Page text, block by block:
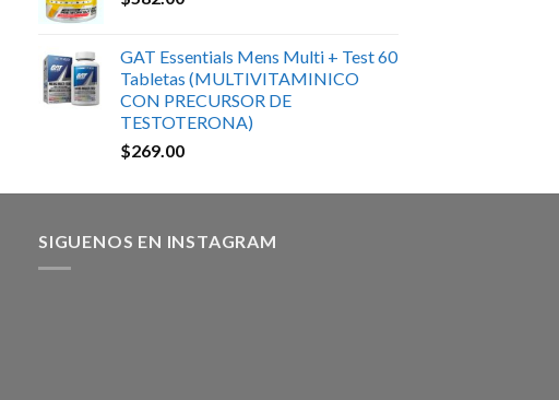
GAT Essentials Mens Multi + Test 60
Tabletas (MULTIVITAMINICO
CON PRECURSOR DE
TESTOTERONA)
$269.00
SIGUENOS EN INSTAGRAM